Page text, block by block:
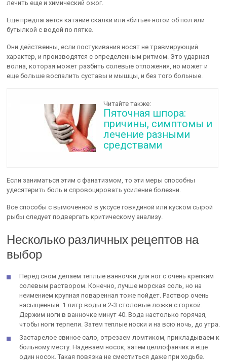
лечить еще и химический ожог.
Еще предлагается катание скалки или «битье» ногой об пол или
бутылкой с водой по пятке.
Они действенны, если постукивания носят не травмирующий
характер, и производятся с определенным ритмом. Это ударная
волна, которая может разбить солевые отложения, но может и
еще больше воспалить суставы и мышцы, и без того больные.
Читайте также:
Пяточная шпора:
причины, симптомы и
лечение разными
средствами
Если заниматься этим с фанатизмом, то эти меры способны
удесятерить боль и спровоцировать усиление болезни.
Все способы с вымоченной в уксусе говядиной или куском сырой
рыбы следует подвергать критическому анализу.
Несколько различных рецептов на
выбор
Перед сном делаем теплые ванночки для ног с очень крепким
солевым раствором. Конечно, лучше морская соль, но на
неимением крупная поваренная тоже пойдет. Раствор очень
насыщенный: 1 литр воды и 2-3 столовые ложки с горкой.
Держим ноги в ванночке минут 40. Вода настолько горячая,
чтобы ноги терпели. Затем теплые носки и на всю ночь, до утра.
Застарелое свиное сало, отрезаем ломтиком, прикладываем к
больному месту. Надеваем носок, затем целлофанчик и еще
один носок. Такая повязка не сместиться даже при ходьбе.